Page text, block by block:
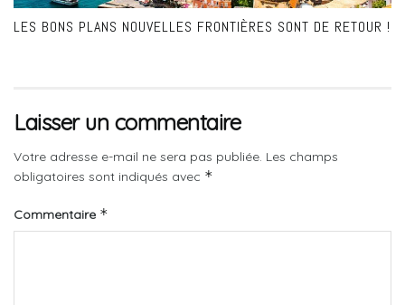
LES BONS PLANS NOUVELLES FRONTIÈRES SONT DE RETOUR !
Laisser un commentaire
Votre adresse e-mail ne sera pas publiée. Les champs
obligatoires sont indiqués avec *
Commentaire *